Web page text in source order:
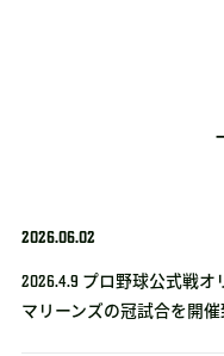
2026.06.02
2026.4.9 プロ野球公式戦
マリーンズの冠試合を開催